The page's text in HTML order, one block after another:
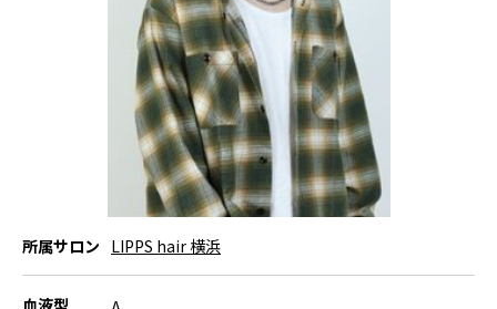
所属サロン LIPPS hair 横浜
血液型